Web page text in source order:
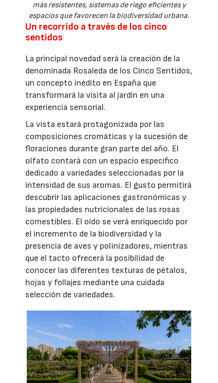
más resistentes, sistemas de riego eficientes y
espacios que favorecen la biodiversidad urbana.
Un recorrido a través de los cinco
sentidos
La principal novedad será la creación de la
denominada Rosaleda de los Cinco Sentidos,
un concepto inédito en España que
transformará la visita al jardín en una
experiencia sensorial.
La vista estará protagonizada por las
composiciones cromáticas y la sucesión de
floraciones durante gran parte del año. El
olfato contará con un espacio específico
dedicado a variedades seleccionadas por la
intensidad de sus aromas. El gusto permitirá
descubrir las aplicaciones gastronómicas y
las propiedades nutricionales de las rosas
comestibles. El oído se verá enriquecido por
el incremento de la biodiversidad y la
presencia de aves y polinizadores, mientras
que el tacto ofrecerá la posibilidad de
conocer las diferentes texturas de pétalos,
hojas y follajes mediante una cuidada
selección de variedades.